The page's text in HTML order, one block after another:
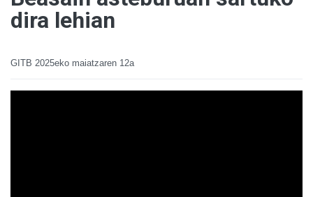
dira lehian
GITB 2025eko maiatzaren 12a